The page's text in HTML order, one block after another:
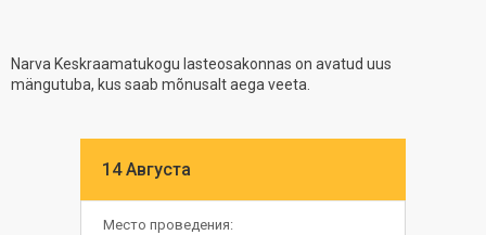
Narva Keskraamatukogu lasteosakonnas on avatud uus
mängutuba, kus saab mõnusalt aega veeta.
14 Августа
Место проведения: